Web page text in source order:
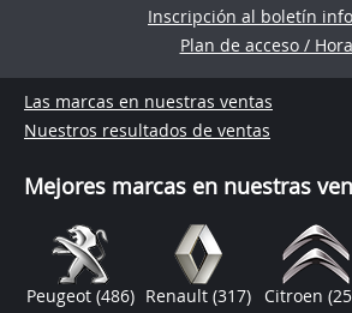
Inscripción al boletín
Plan de acceso /
Las marcas en nuestras ventas
Nuestros resultados de ventas
Mejores marcas en nuestras
Peugeot (486) Renault (317) Citroen